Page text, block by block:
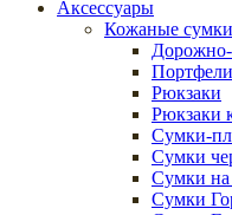
Аксессуары
Кожаные сумки
Дорожно-
Портфели
Рюкзаки
Рюкзаки
Сумки-
Сумки
Сумки на
Сумки